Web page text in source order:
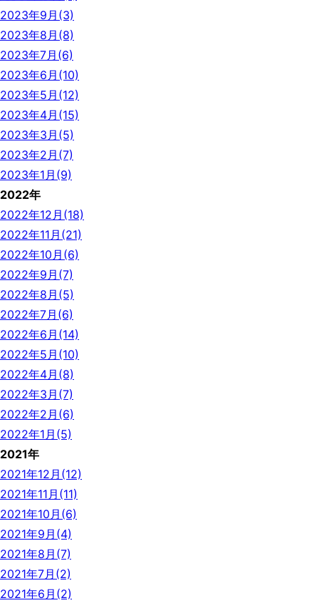
2023年9月(3)
2023年8月(8)
2023年7月(6)
2023年6月(10)
2023年5月(12)
2023年4月(15)
2023年3月(5)
2023年2月(7)
2023年1月(9)
2022年
2022年12月(18)
2022年11月(21)
2022年10月(6)
2022年9月(7)
2022年8月(5)
2022年7月(6)
2022年6月(14)
2022年5月(10)
2022年4月(8)
2022年3月(7)
2022年2月(6)
2022年1月(5)
2021年
2021年12月(12)
2021年11月(11)
2021年10月(6)
2021年9月(4)
2021年8月(7)
2021年7月(2)
2021年6月(2)